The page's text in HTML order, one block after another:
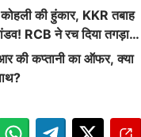
की हुंकार, KKR तबाह
RCB ने रच दिया तगड़ा
की कप्तानी का ऑफर, क्या